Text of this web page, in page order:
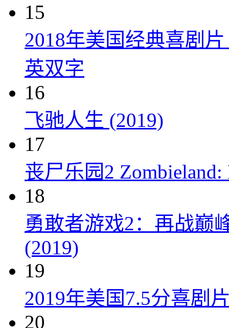
15
2018年美国经典喜剧
英双字
16
飞驰人生 (2019)
17
丧尸乐园2 Zombieland:
18
勇敢者游戏2：再战巅
(2019)
19
2019年美国7.5分喜剧
20